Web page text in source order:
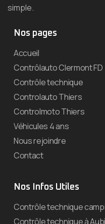
simple.
Nos pages
Accueil
Contrôlauto Clermont FD
Contrôle technique
Controlauto Thiers
Controlmoto Thiers
Véhicules 4 ans
Nous rejoindre
Contact
Nos Infos Utiles
Contrôle technique
Contrôle technique à